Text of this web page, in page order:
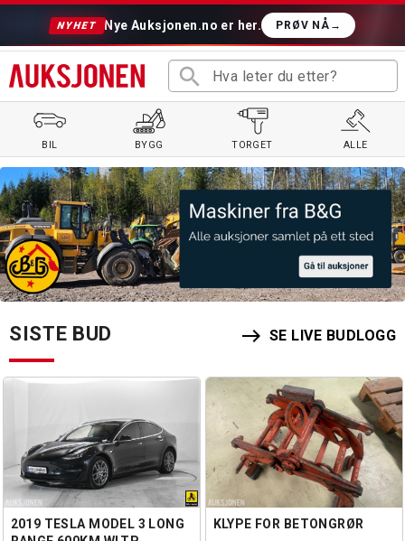
NYHET Nye Auksjonen.no er her. PRØV NÅ →
search
BIL BYGG TORGET ALLE
SISTE BUD east SE LIVE BUDLOGG
2019 TESLA MODEL 3 LONG
KLYPE FOR BETONGRØR